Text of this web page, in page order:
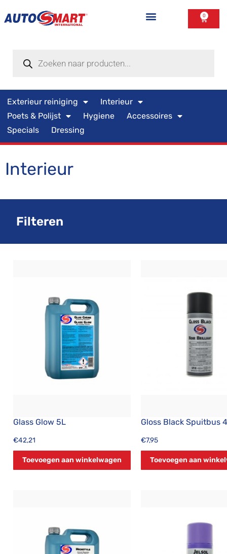
0
Exterieur reiniging
Interieur
Poets & Polijst
Hygiene
Accessoires
Specials
Dressing
Interieur
Filteren
Glass Glow 5L
€42,21
Toevoegen aan winkelwagen
Gloss Black Spuitbus
€7,95
Toevoegen aan